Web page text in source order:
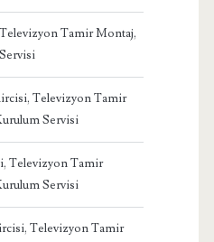
Tamir Montaj,
Televizyon Tamir
Servisi
Televizyon Tamir
Servisi
Televizyon Tamir